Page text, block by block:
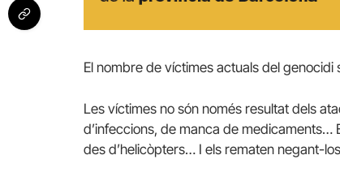
El nombre de víctimes actuals del
Les víctimes no són només resultat dels
d’infeccions, de manca de medicaments…
des d’helicòpters… I els rematen negant-